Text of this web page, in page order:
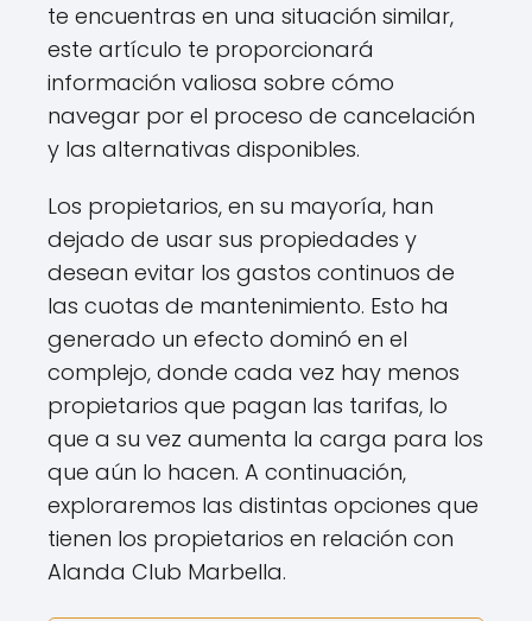
te encuentras en una situación similar,
este artículo te proporcionará
información valiosa sobre cómo
navegar por el proceso de cancelación
y las alternativas disponibles.
Los propietarios, en su mayoría, han
dejado de usar sus propiedades y
desean evitar los gastos continuos de
las cuotas de mantenimiento. Esto ha
generado un efecto dominó en el
complejo, donde cada vez hay menos
propietarios que pagan las tarifas, lo
que a su vez aumenta la carga para los
que aún lo hacen. A continuación,
exploraremos las distintas opciones que
tienen los propietarios en relación con
Alanda Club Marbella.